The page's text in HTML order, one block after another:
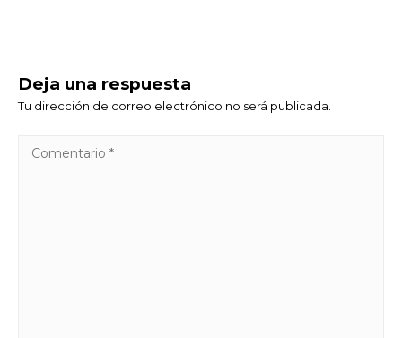
Deja una respuesta
Tu dirección de correo electrónico no será publicada.